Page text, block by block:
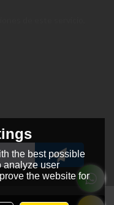
the best possible
analyze user
the website for